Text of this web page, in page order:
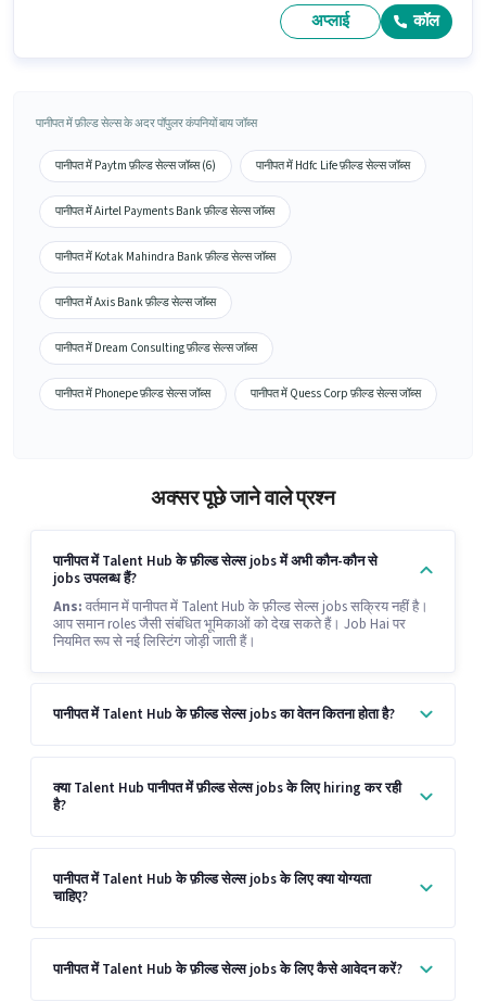
अप्लाई कॉल
पानीपत में फ़ील्ड सेल्स के अदर पॉपुलर कंपनियों बाय जॉब्स
पानीपत में Paytm फ़ील्ड सेल्स जॉब्स (6) पानीपत में Hdfc Life फ़ील्ड सेल्स जॉब्स
पानीपत में Airtel Payments Bank फ़ील्ड सेल्स जॉब्स
पानीपत में Kotak Mahindra Bank फ़ील्ड सेल्स जॉब्स
पानीपत में Axis Bank फ़ील्ड सेल्स जॉब्स
पानीपत में Dream Consulting फ़ील्ड सेल्स जॉब्स
पानीपत में Phonepe फ़ील्ड सेल्स जॉब्स पानीपत में Quess Corp फ़ील्ड सेल्स जॉब्स
अक्सर पूछे जाने वाले प्रश्न
पानीपत में Talent Hub के फ़ील्ड सेल्स jobs में अभी कौन-कौन से
jobs उपलब्ध हैं?
Ans: वर्तमान में पानीपत में Talent Hub के फ़ील्ड सेल्स jobs सक्रिय नहीं है।
आप समान roles जैसी संबंधित भूमिकाओं को देख सकते हैं। Job Hai पर
नियमित रूप से नई लिस्टिंग जोड़ी जाती हैं।
पानीपत में Talent Hub के फ़ील्ड सेल्स jobs का वेतन कितना होता है?
क्या Talent Hub पानीपत में फ़ील्ड सेल्स jobs के लिए hiring कर रही
है?
पानीपत में Talent Hub के फ़ील्ड सेल्स jobs के लिए क्या योग्यता
चाहिए?
पानीपत में Talent Hub के फ़ील्ड सेल्स jobs के लिए कैसे आवेदन करें?